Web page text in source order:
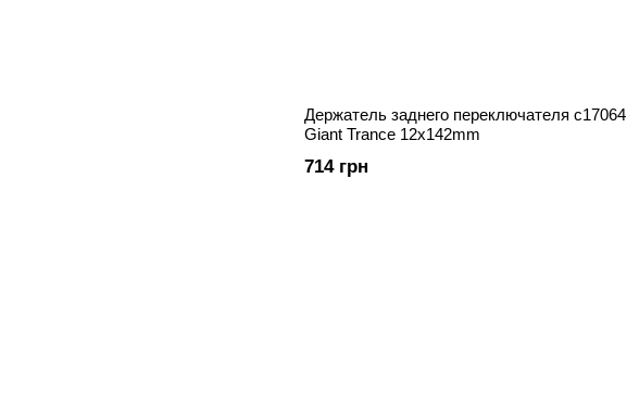
Держатель заднего переключателя c17064
Giant Trance 12x142mm
714 грн